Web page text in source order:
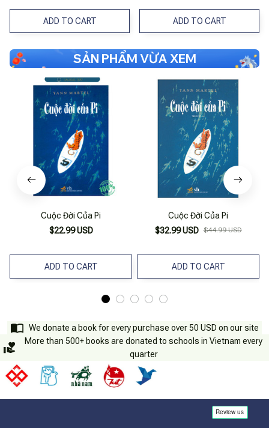
ADD TO CART ADD TO CART
SẢN PHẨM VỪA XEM
Cuộc Đời Của Pi
$22.99 USD
ADD TO CART
Cuộc Đời Của Pi
$32.99 USD $44.99 USD
ADD TO CART
We donate a book for every purchase over 50 USD on our site
More than 500+ books are donated to schools in Vietnam every
quarter